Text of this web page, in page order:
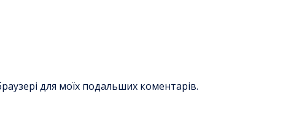
для моїх подальших коментарів.